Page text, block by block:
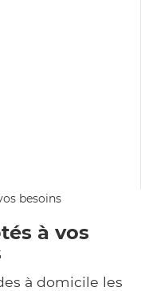
à vos
à domicile les